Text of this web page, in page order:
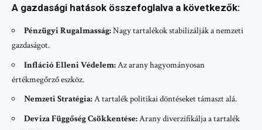
A gazdasági hatások összefoglalva a következők:
Pénzügyi Rugalmasság:Nagy tartalékok stabilizálják a nemzeti
gazdaságot.
Infláció Elleni Védelem:Az arany hagyományosan
értékmegőrző eszköz.
Nemzeti Stratégia:A tartalék politikai döntéseket támaszt alá.
Deviza Függőség Csökkentése:Arany diverzifikálja a tartalék